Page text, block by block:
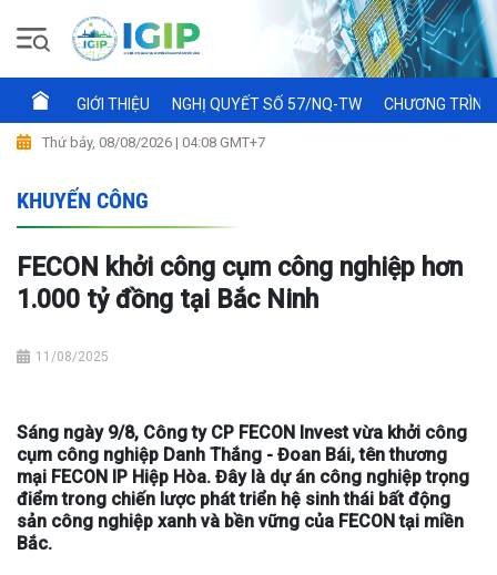
GIỚI THIỆU NGHỊ QUYẾT SỐ 57/NQ-TW CHƯƠNG
Thứ bảy, 08/08/2026 | 04:08 GMT+7
KHUYẾN CÔNG
FECON khởi công cụm công nghiệp hơn
1.000 tỷ đồng tại Bắc Ninh
11/08/2025
Sáng ngày 9/8, Công ty CP FECON Invest vừa khởi công
cụm công nghiệp Danh Thắng - Đoan Bái, tên thương
mại FECON IP Hiệp Hòa. Đây là dự án công nghiệp trọng
điểm trong chiến lược phát triển hệ sinh thái bất động
sản công nghiệp xanh và bền vững của FECON tại miền
Bắc.